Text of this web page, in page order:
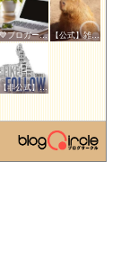
💙ブロガー応援&更新報告♪💙 【公式】雑談サークル
【非公式】相互フォローサークル